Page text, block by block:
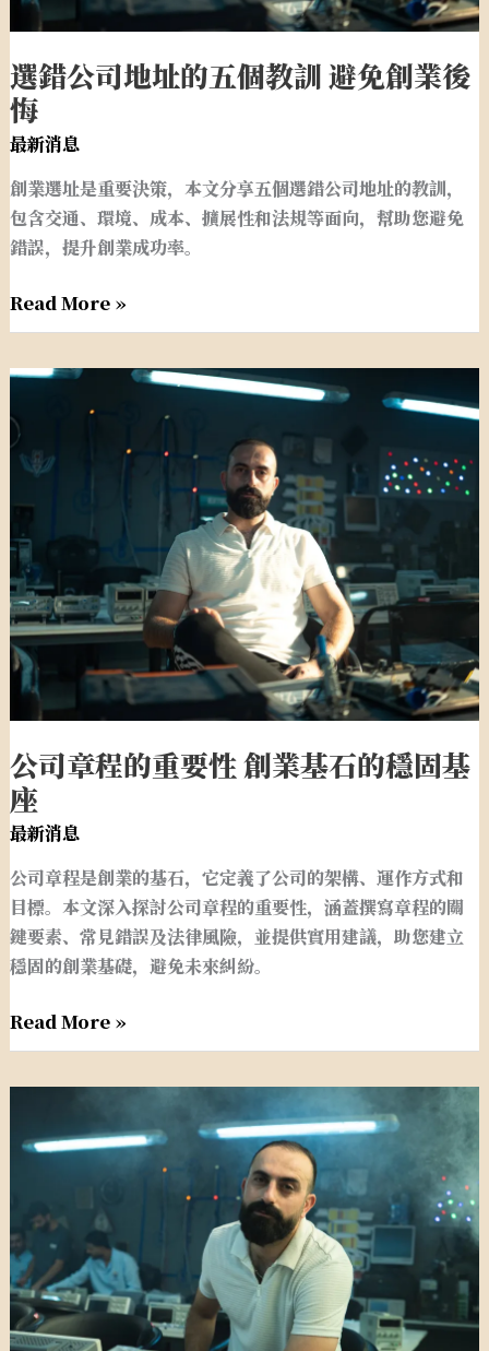
選錯公司地址的五個教訓 避免創業後
悔
最新消息
創業選址是重要決策，本文分享五個選錯公司地址的教訓，
包含交通、環境、成本、擴展性和法規等面向，幫助您避免
錯誤，提升創業成功率。
創
業
後
Read More »
公司章程的重要性 創業基石的穩固基
座
最新消息
公司章程是創業的基石，它定義了公司的架構、運作方式和
目標。本文深入探討公司章程的重要性，涵蓋撰寫章程的關
鍵要素、常見錯誤及法律風險，並提供實用建議，助您建立
穩固的創業基礎，避免未來糾紛。
公
司
章
程
重
要
性
創
業
基
穩
固
基
Read More »
師
大
創
業
利